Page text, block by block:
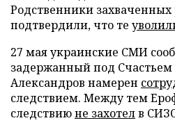
Родственники захваченных
подтвердили, что те
27 мая украинские СМИ
задержанный под
Александров намерен
следствием. Между тем
следствиюне захотелв